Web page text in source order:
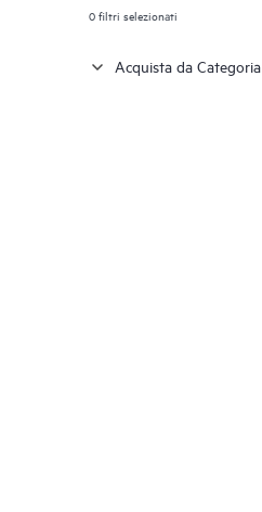
0filtri selezionati
Acquista da Categoria